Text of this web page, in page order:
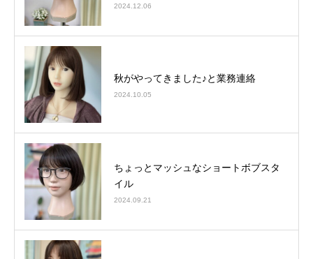
2024.12.06
秋がやってきました♪と業務連絡
2024.10.05
ちょっとマッシュなショートボブスタ
イル
2024.09.21